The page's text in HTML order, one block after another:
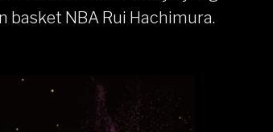
basket NBA Rui Hachimura.